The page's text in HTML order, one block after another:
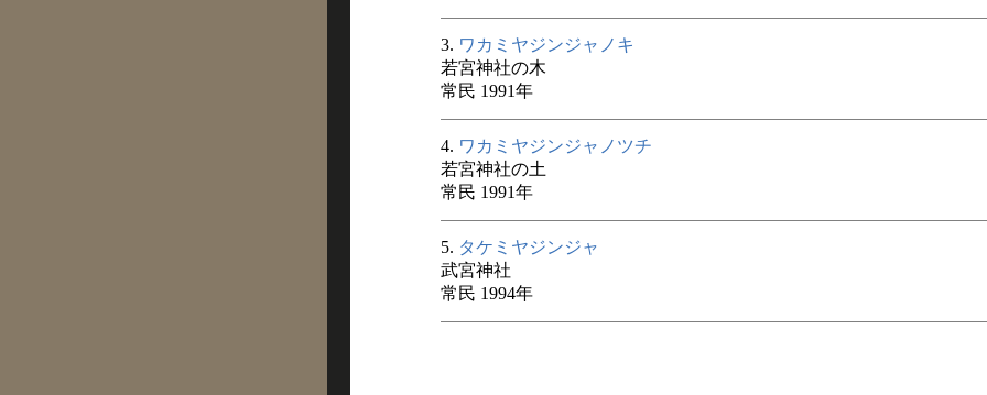
3. ワカミヤジンジャノキ
若宮神社の木
常民 1991年
4. ワカミヤジンジャノツチ
若宮神社の土
常民 1991年
5. タケミヤジンジャ
武宮神社
常民 1994年